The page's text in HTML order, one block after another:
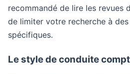
recommandé de lire les revues
de limiter votre recherche à
spécifiques.
Le style de conduite